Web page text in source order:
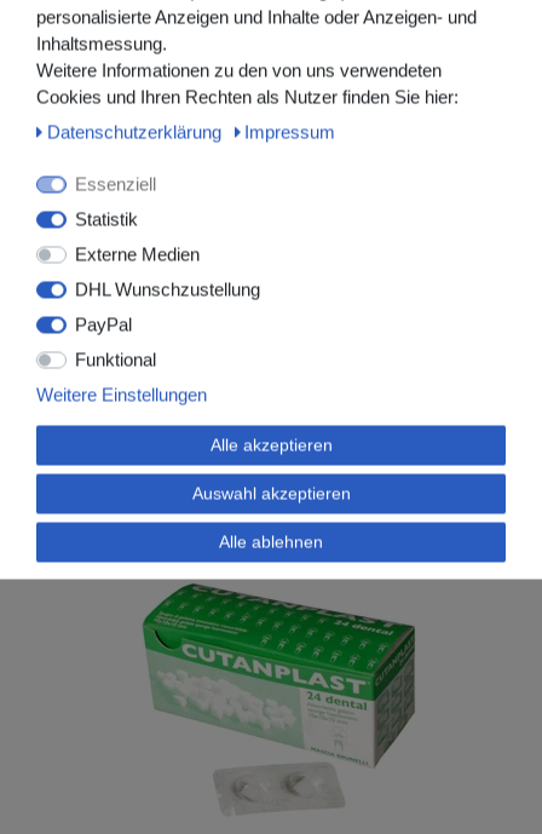
0548030-2_1
Cutanplast® Anal
19,90 € *
*inkl. ges. MwSt.zzgl.Versandkosten
personalisierte Anzeigen und Inhalte oder Anzeigen- und
Inhaltsmessung.
Weitere Informationen zu den von uns verwendeten
Cookies und Ihren Rechten als Nutzer finden Sie hier:
Daten­schutz­erklärung
Impressum
Essenziell
Statistik
Externe Medien
DHL Wunschzustellung
PayPal
Funktional
Weitere Einstellungen
Alle akzeptieren
Auswahl akzeptieren
Alle ablehnen